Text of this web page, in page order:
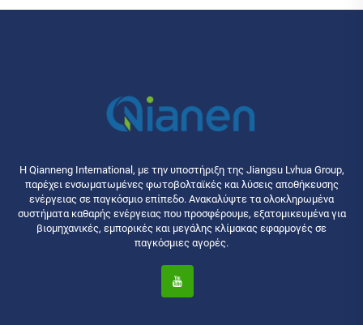
Η Qianneng International, με την υποστήριξη της Jiangsu Lvhua Group,
παρέχει ενσωματωμένες φωτοβολταϊκές και λύσεις αποθήκευσης
ενέργειας σε παγκόσμιο επίπεδο. Ανακαλύψτε τα ολοκληρωμένα
συστήματα καθαρής ενέργειας που προσφέρουμε, εξατομικευμένα για
βιομηχανικές, εμπορικές και μεγάλης κλίμακας εφαρμογές σε
παγκόσμιες αγορές.